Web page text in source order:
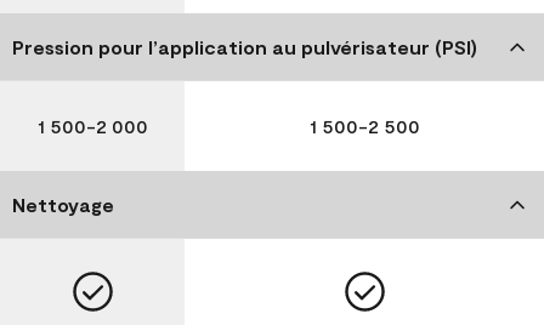
Pression pour l’application au pulvérisateur (PSI)
1 500-2 000 1 500-2 500
Nettoyage